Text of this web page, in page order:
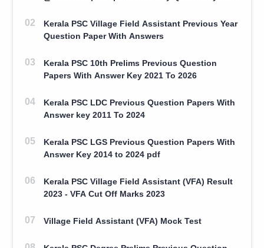
Kerala PSC Village Field Assistant Previous Year
Question Paper With Answers
Kerala PSC 10th Prelims Previous Question
Papers With Answer Key 2021 To 2026
Kerala PSC LDC Previous Question Papers With
Answer key 2011 To 2024
Kerala PSC LGS Previous Question Papers With
Answer Key 2014 to 2024 pdf
Kerala PSC Village Field Assistant (VFA) Result
2023 - VFA Cut Off Marks 2023
Village Field Assistant (VFA) Mock Test